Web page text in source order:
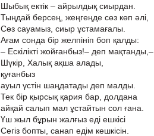
Шыбық ектік – айрылдық сиырдан.
Тыңдай берсең, жеңгеңде сөз көп әлі,
Сөз сауамыз, сиыр ұстамағалы.
Ағам сонда бір желпініп боп қалды:
– Ескілікті жойғанбыз!– деп мақтанды,–
Шүкір, Халық ақша алады,
қуғанбыз
ауыл үстін шаңдатады деп малды.
Тек бір қырсық қария бар, долдана
айқай салып мал ұстайтын сол ғана.
Үш жыл бұрын жалғыз еді ешкісі
Сегіз бопты, санап едім кешкісін.